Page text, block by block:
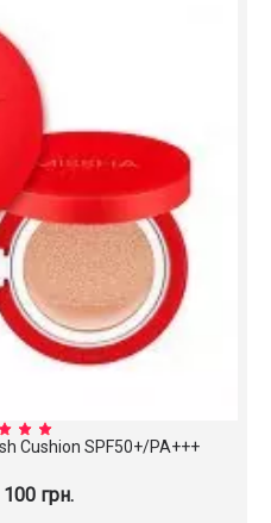
Cushion SPF50+/PA+++
100 грн.